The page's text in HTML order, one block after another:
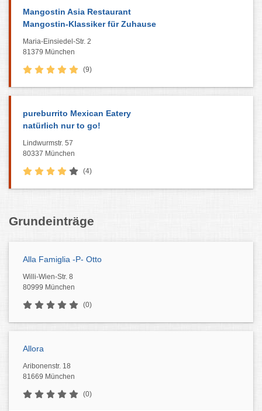
Mangostin Asia Restaurant
Mangostin-Klassiker für Zuhause
Maria-Einsiedel-Str. 2
81379 München
(9)
pureburrito Mexican Eatery
natürlich nur to go!
Lindwurmstr. 57
80337 München
(4)
Grundeinträge
Alla Famiglia -P- Otto
Willi-Wien-Str. 8
80999 München
(0)
Allora
Aribonenstr. 18
81669 München
(0)